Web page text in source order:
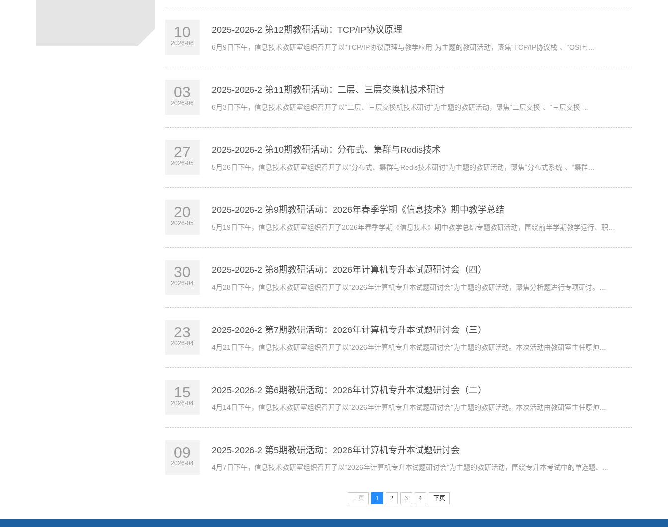
10
2026-06
2025-2026-2 第12期教研活动：TCP/IP协议原理
6月9日下午，信息技术教研室组织召开了以“TCP/IP协议原理与教学应用”为主题的教研活动，聚焦“TCP/IP协议栈”、“OSI七…
03
2026-06
2025-2026-2 第11期教研活动：二层、三层交换机技术研讨
6月3日下午，信息技术教研室组织召开了以“二层、三层交换机技术研讨”为主题的教研活动，聚焦“二层交换”、“三层交换”…
27
2026-05
2025-2026-2 第10期教研活动：分布式、集群与Redis技术
5月26日下午，信息技术教研室组织召开了以“分布式、集群与Redis技术研讨”为主题的教研活动，聚焦“分布式系统”、“集群…
20
2026-05
2025-2026-2 第9期教研活动：2026年春季学期《信息技术》期中教学总结
5月19日下午，信息技术教研室组织召开了2026年春季学期《信息技术》期中教学总结专题教研活动，围绕前半学期教学运行、职…
30
2026-04
2025-2026-2 第8期教研活动：2026年计算机专升本试题研讨会（四）
4月28日下午，信息技术教研室组织召开了以“2026年计算机专升本试题研讨会”为主题的教研活动，聚焦分析题进行专项研讨。…
23
2026-04
2025-2026-2 第7期教研活动：2026年计算机专升本试题研讨会（三）
4月21日下午，信息技术教研室组织召开了以“2026年计算机专升本试题研讨会”为主题的教研活动。本次活动由教研室主任原帅…
15
2026-04
2025-2026-2 第6期教研活动：2026年计算机专升本试题研讨会（二）
4月14日下午，信息技术教研室组织召开了以“2026年计算机专升本试题研讨会”为主题的教研活动。本次活动由教研室主任原帅…
09
2026-04
2025-2026-2 第5期教研活动：2026年计算机专升本试题研讨会
4月7日下午，信息技术教研室组织召开了以“2026年计算机专升本试题研讨会”为主题的教研活动，围绕专升本考试中的单选题、…
上页 1 2 3 4 下页